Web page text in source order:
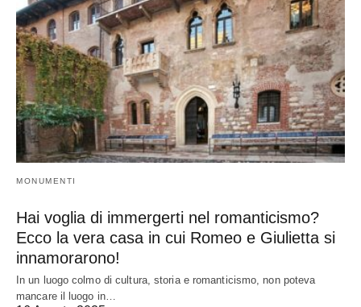
MONUMENTI
Hai voglia di immergerti nel romanticismo?
Ecco la vera casa in cui Romeo e Giulietta si
innamorarono!
In un luogo colmo di cultura, storia e romanticismo, non poteva
mancare il luogo in…